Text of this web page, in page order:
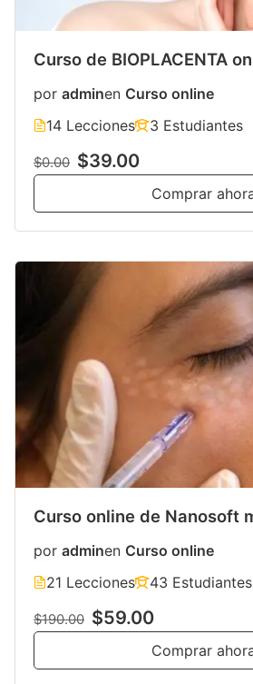
Curso de BIOPLACENTA
por adminen Curso online
14 Lecciones
3 Estudiantes
$0.00 $39.00
Comprar
Curso online de Nanosoft
por adminen Curso online
21 Lecciones
43 Estudiantes
$190.00 $59.00
Comprar